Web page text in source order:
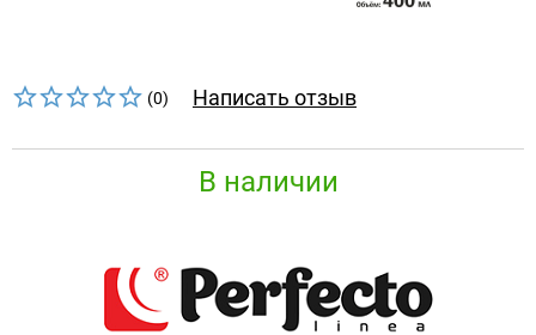
(0) Написать отзыв
В наличии